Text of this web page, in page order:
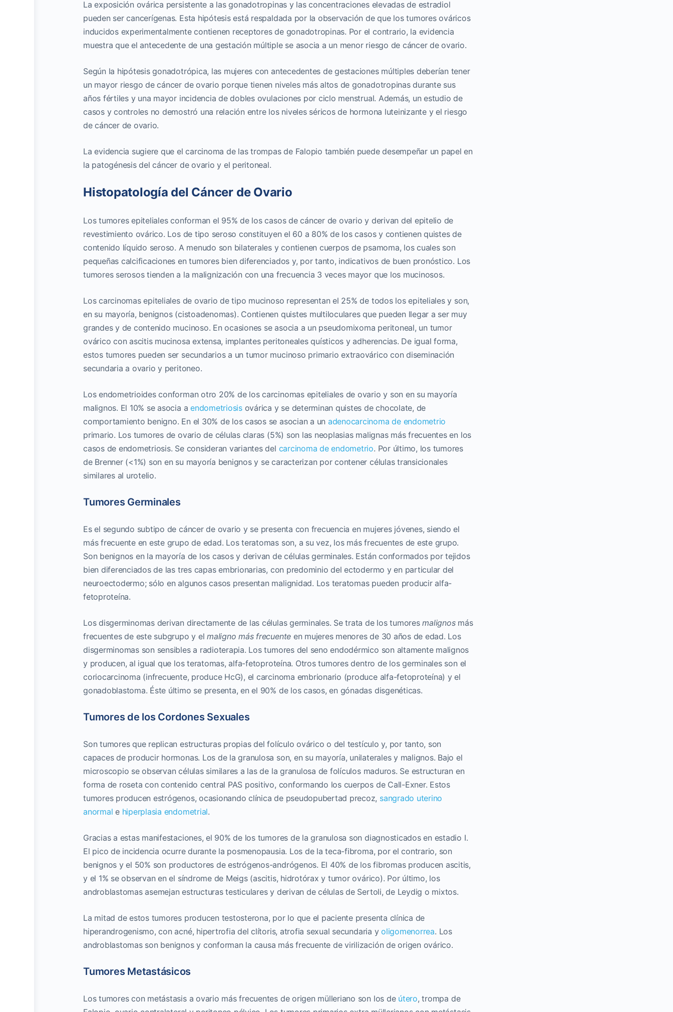
La exposición ovárica persistente a las gonadotropinas y las concentraciones elevadas de estradiol
pueden ser cancerígenas. Esta hipótesis está respaldada por la observación de que los tumores ováricos
inducidos experimentalmente contienen receptores de gonadotropinas. Por el contrario, la evidencia
muestra que el antecedente de una gestación múltiple se asocia a un menor riesgo de cáncer de ovario.
Según la hipótesis gonadotrópica, las mujeres con antecedentes de gestaciones múltiples deberían tener
un mayor riesgo de cáncer de ovario porque tienen niveles más altos de gonadotropinas durante sus
años fértiles y una mayor incidencia de dobles ovulaciones por ciclo menstrual. Además, un estudio de
casos y controles no demostró una relación entre los niveles séricos de hormona luteinizante y el riesgo
de cáncer de ovario.
La evidencia sugiere que el carcinoma de las trompas de Falopio también puede desempeñar un papel en
la patogénesis del cáncer de ovario y el peritoneal.
Histopatología del Cáncer de Ovario
Los tumores epiteliales conforman el 95% de los casos de cáncer de ovario y derivan del epitelio de
revestimiento ovárico. Los de tipo seroso constituyen el 60 a 80% de los casos y contienen quistes de
contenido líquido seroso. A menudo son bilaterales y contienen cuerpos de psamoma, los cuales son
pequeñas calcificaciones en tumores bien diferenciados y, por tanto, indicativos de buen pronóstico. Los
tumores serosos tienden a la malignización con una frecuencia 3 veces mayor que los mucinosos.
Los carcinomas epiteliales de ovario de tipo mucinoso representan el 25% de todos los epiteliales y son,
en su mayoría, benignos (cistoadenomas). Contienen quistes multiloculares que pueden llegar a ser muy
grandes y de contenido mucinoso. En ocasiones se asocia a un pseudomixoma peritoneal, un tumor
ovárico con ascitis mucinosa extensa, implantes peritoneales quísticos y adherencias. De igual forma,
estos tumores pueden ser secundarios a un tumor mucinoso primario extraovárico con diseminación
secundaria a ovario y peritoneo.
Los endometrioides conforman otro 20% de los carcinomas epiteliales de ovario y son en su mayoría
malignos. El 10% se asocia aendometriosisovárica y se determinan quistes de chocolate, de
comportamiento benigno. En el 30% de los casos se asocian a un adenocarcinoma de endometrio
primario. Los tumores de ovario de células claras (5%) son las neoplasias malignas más frecuentes en los
casos de endometriosis. Se consideran variantes del carcinoma de endometrio. Por último, los tumores
de Brenner (<1%) son en su mayoría benignos y se caracterizan por contener células transicionales
similares al urotelio.
Tumores Germinales
Es el segundo subtipo de cáncer de ovario y se presenta con frecuencia en mujeres jóvenes, siendo el
más frecuente en este grupo de edad. Los teratomas son, a su vez, los más frecuentes de este grupo.
Son benignos en la mayoría de los casos y derivan de células germinales. Están conformados por tejidos
bien diferenciados de las tres capas embrionarias, con predominio del ectodermo y en particular del
neuroectodermo; sólo en algunos casos presentan malignidad. Los teratomas pueden producir alfa-
fetoproteína.
Los disgerminomas derivan directamente de las células germinales. Se trata de los tumoresmalignosmás
frecuentes de este subgrupo y elmaligno más frecuente en mujeres menores de 30 años de edad. Los
disgerminomas son sensibles a radioterapia. Los tumores del seno endodérmico son altamente malignos
y producen, al igual que los teratomas, alfa-fetoproteína. Otros tumores dentro de los germinales son el
coriocarcinoma (infrecuente, produce HcG), el carcinoma embrionario (produce alfa-fetoproteína) y el
gonadoblastoma. Éste último se presenta, en el 90% de los casos, en gónadas disgenéticas.
Tumores de los Cordones Sexuales
Son tumores que replican estructuras propias del folículo ovárico o del testículo y, por tanto, son
capaces de producir hormonas. Los de la granulosa son, en su mayoría, unilaterales y malignos. Bajo el
microscopio se observan células similares a las de la granulosa de folículos maduros. Se estructuran en
forma de roseta con contenido central PAS positivo, conformando los cuerpos de Call-Exner. Estos
tumores producen estrógenos, ocasionando clínica de pseudopubertad precoz, sangrado uterino
anormal e hiperplasia endometrial.
Gracias a estas manifestaciones, el 90% de los tumores de la granulosa son diagnosticados en estadio I.
El pico de incidencia ocurre durante la posmenopausia. Los de la teca-fibroma, por el contrario, son
benignos y el 50% son productores de estrógenos-andrógenos. El 40% de los fibromas producen ascitis,
y el 1% se observan en el síndrome de Meigs (ascitis, hidrotórax y tumor ovárico). Por último, los
androblastomas asemejan estructuras testiculares y derivan de células de Sertoli, de Leydig o mixtos.
La mitad de estos tumores producen testosterona, por lo que el paciente presenta clínica de
hiperandrogenismo, con acné, hipertrofia del clítoris, atrofia sexual secundaria yoligomenorrea. Los
androblastomas son benignos y conforman la causa más frecuente de virilización de origen ovárico.
Tumores Metastásicos
Los tumores con metástasis a ovario más frecuentes de origen mülleriano son los de útero, trompa de